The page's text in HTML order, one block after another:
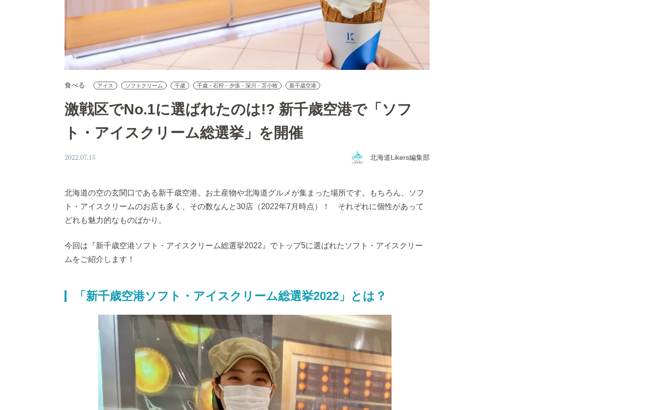
食べる アイス ソフトクリーム 千歳 千歳・石狩・夕張・深川・苫小牧 新千歳空港
激戦区でNo.1に選ばれたのは!? 新千歳空港で「ソフ
ト・アイスクリーム総選挙」を開催
2022.07.15 北海道Likers編集部
北海道の空の玄関口である新千歳空港。お土産物や北海道グルメが集まった場所です。もちろん、ソフ
ト・アイスクリームのお店も多く、その数なんと30店（2022年7月時点）！ それぞれに個性があって
どれも魅力的なものばかり。
今回は『新千歳空港ソフト・アイスクリーム総選挙2022』でトップ5に選ばれたソフト・アイスクリー
ムをご紹介します！
「新千歳空港ソフト・アイスクリーム総選挙2022」とは？